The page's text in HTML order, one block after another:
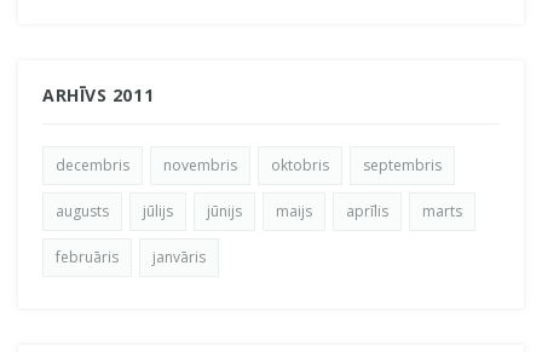
ARHĪVS 2011
decembris novembris oktobris septembris
augusts jūlijs jūnijs maijs aprīlis marts
februāris janvāris